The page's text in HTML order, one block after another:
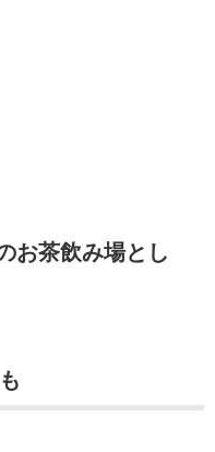
お茶飲み場とし